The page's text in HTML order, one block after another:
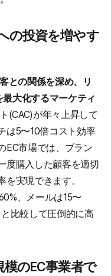
の投資を増やす
との関係を深め、リ
大化するマーケティ
(CAC)が年々上昇して
は5〜10倍コスト効率
EC市場では、ブラン
度購入した顧客を適切
実現できます。
、メールは15〜
比較して圧倒的に高
模のEC事業者で